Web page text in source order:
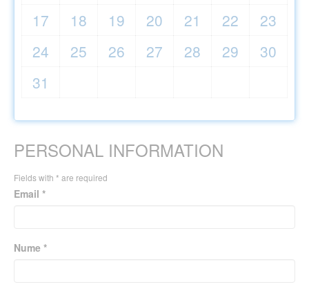
17
18 19 20 21 22
23
24
25 26 27 28 29
30
31
PERSONAL INFORMATION
Fields with * are required
Email *
Nume *